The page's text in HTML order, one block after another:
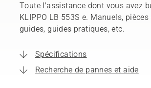
Toute l'assistance dont vous avez
KLIPPO LB 553S e. Manuels, pièces
guides, guides pratiques, etc.
Spécifications
Recherche de pannes et aide